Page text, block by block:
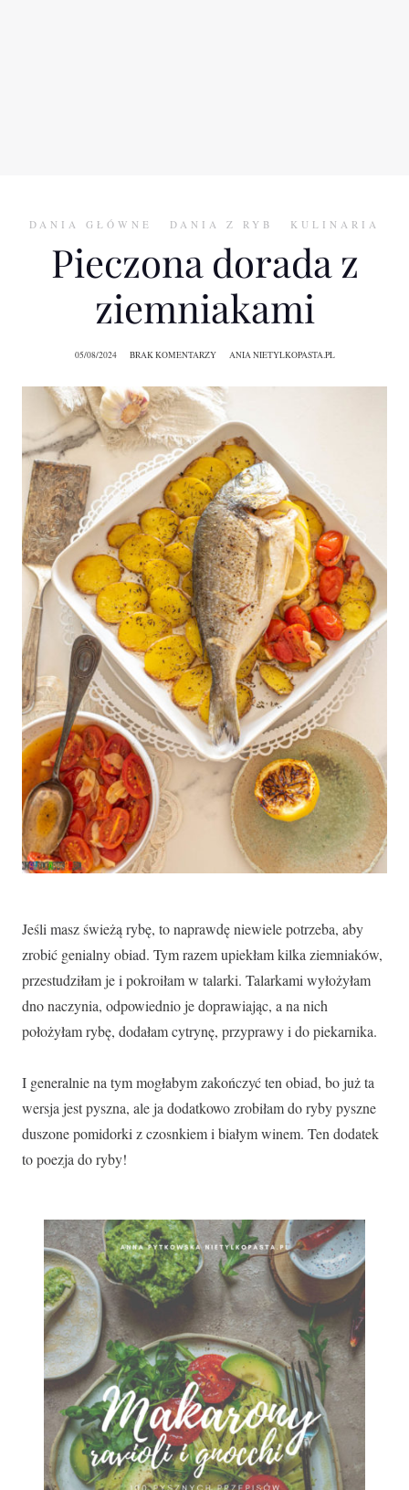
DANIA GŁÓWNE DANIA Z RYB KULINARIA
Pieczona dorada z
ziemniakami
05/08/2024 BRAK KOMENTARZY ANIA NIETYLKOPASTA.PL
Jeśli masz świeżą rybę, to naprawdę niewiele potrzeba, aby
zrobić genialny obiad. Tym razem upiekłam kilka ziemniaków,
przestudziłam je i pokroiłam w talarki. Talarkami wyłożyłam
dno naczynia, odpowiednio je doprawiając, a na nich
położyłam rybę, dodałam cytrynę, przyprawy i do piekarnika.
I generalnie na tym mogłabym zakończyć ten obiad, bo już ta
wersja jest pyszna, ale ja dodatkowo zrobiłam do ryby pyszne
duszone pomidorki z czosnkiem i białym winem. Ten dodatek
to poezja do ryby!